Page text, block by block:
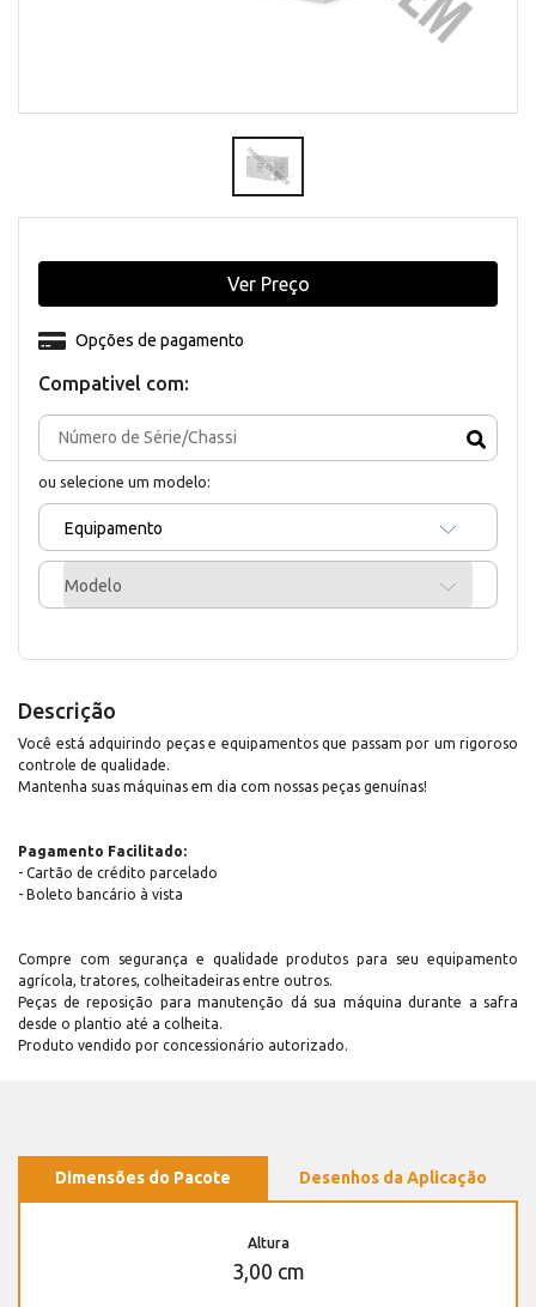
Compativel com:
ou selecione um modelo:
Equipamento
Modelo
Opções de pagamento
Ver Preço
Descrição
Você está adquirindo peças e equipamentos que passam por um rigoroso
controle de qualidade.
Mantenha suas máquinas em dia com nossas peças genuínas!
Pagamento Facilitado:
- Cartão de crédito parcelado
- Boleto bancário à vista
Compre com segurança e qualidade produtos para seu equipamento
agrícola, tratores, colheitadeiras entre outros.
Peças de reposição para manutenção dá sua máquina durante a safra
desde o plantio até a colheita.
Produto vendido por concessionário autorizado.
Dimensões do Pacote Desenhos da Aplicação
Altura
3,00 cm